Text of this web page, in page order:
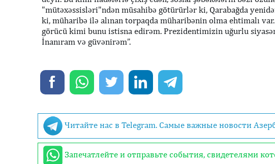
"mütəxəssisləri"ndən müsahibə götürürlər ki, Qarabağda
ki, müharibə ilə alınan torpaqda müharibənin olma ehtimalı
görücü kimi bunu istisna edirəm. Prezidentimizin uğurlu
İnanıram və güvənirəm”.
Читайте нас в Telegram. Самые важные новости
Запечатлейте и отправьте события, свидетелями